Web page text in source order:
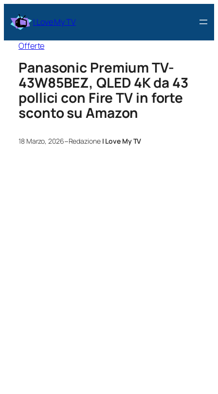
I Love My TV
Offerte
Panasonic Premium TV-
43W85BEZ, QLED 4K da 43
pollici con Fire TV in forte
sconto su Amazon
18 Marzo, 2026–Redazione I Love My TV